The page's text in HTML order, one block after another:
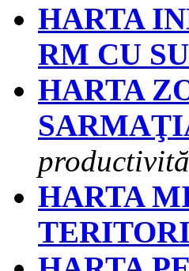
HARTA
RM CU
HARTA
HARTA